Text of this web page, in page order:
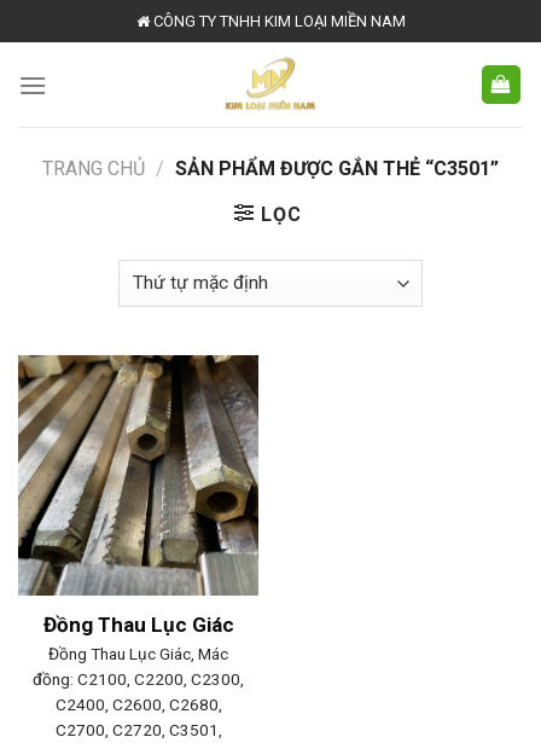
to
content
CÔNG TY TNHH KIM LOẠI MIỀN NAM
TRANG CHỦ / SẢN PHẨM ĐƯỢC GẮN THẺ “C3501”
LỌC
Đồng Thau Lục Giác
Đồng Thau Lục Giác, Mác
đồng: C2100, C2200, C2300,
C2400, C2600, C2680,
C2700, C2720, C3501,